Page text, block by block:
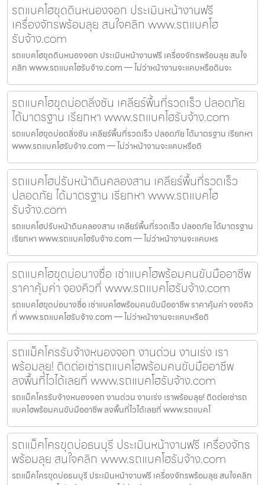
รถแบคโฮขุดดินหนองจอก ประเมินหน้างานฟรี
เครื่องจักรพร้อมลุย สนใจคลิก www.รถแบคโฮ
รับจ้าง.com
รถแบคโฮขุดดินหนองจอก ประเมินหน้างานฟรี เครื่องจักรพร้อมลุย สนใจ
คลิก www.รถแบคโฮรับจ้าง.com — ไม่ว่าหน้างานจะแคบหรือดินจะ
รถแบคโฮขุดบ่อตลิ่งชัน เคลียร์พื้นที่รวดเร็ว ปลอดภัย
ได้มาตรฐาน เรียกหา www.รถแบคโฮรับจ้าง.com
รถแบคโฮขุดบ่อตลิ่งชัน เคลียร์พื้นที่รวดเร็ว ปลอดภัย ได้มาตรฐาน เรียกหา
www.รถแบคโฮรับจ้าง.com — ไม่ว่าหน้างานจะแคบหรือดิ
รถแบคโฮปรับหน้าดินคลองสาน เคลียร์พื้นที่รวดเร็ว
ปลอดภัย ได้มาตรฐาน เรียกหา www.รถแบคโฮ
รับจ้าง.com
รถแบคโฮปรับหน้าดินคลองสาน เคลียร์พื้นที่รวดเร็ว ปลอดภัย ได้มาตรฐาน
เรียกหา www.รถแบคโฮรับจ้าง.com — ไม่ว่าหน้างานจะแคบหร
รถแบคโฮขุดบ่อบางซื่อ เช่าแบคโฮพร้อมคนขับมืออาชีพ
ราคาคุ้มค่า จองคิวที่ www.รถแบคโฮรับจ้าง.com
รถแบคโฮขุดบ่อบางซื่อ เช่าแบคโฮพร้อมคนขับมืออาชีพ ราคาคุ้มค่า จองคิว
ที่ www.รถแบคโฮรับจ้าง.com — ไม่ว่าหน้างานจะแคบหรือดิ
รถแม็คโครรับจ้างหนองจอก งานด่วน งานเร่ง เรา
พร้อมลุย! ติดต่อเช่ารถแบคโฮพร้อมคนขับมืออาชีพ
ลงพื้นที่ไวได้เลยที่ www.รถแบคโฮรับจ้าง.com
รถแม็คโครรับจ้างหนองจอก งานด่วน งานเร่ง เราพร้อมลุย! ติดต่อเช่ารถ
แบคโฮพร้อมคนขับมืออาชีพ ลงพื้นที่ไวได้เลยที่ www.รถแบคโ
รถแม็คโครขุดบ่อธนบุรี ประเมินหน้างานฟรี เครื่องจักร
พร้อมลุย สนใจคลิก www.รถแบคโฮรับจ้าง.com
รถแม็คโครขุดบ่อธนบุรี ประเมินหน้างานฟรี เครื่องจักรพร้อมลุย สนใจคลิก